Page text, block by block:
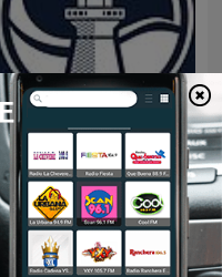
Predicaciones Cristianas